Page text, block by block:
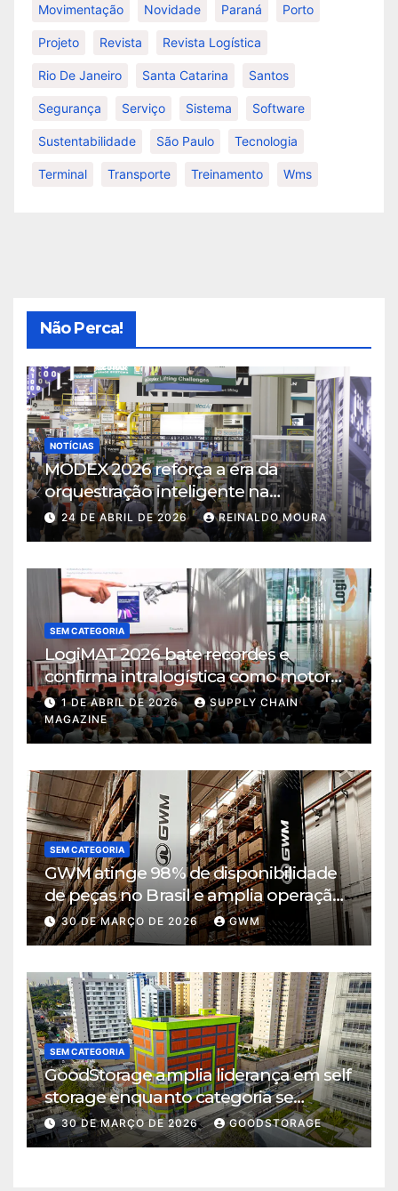
Movimentação Novidade Paraná Porto
Projeto Revista Revista Logística
Rio De Janeiro Santa Catarina Santos
Segurança Serviço Sistema Software
Sustentabilidade São Paulo Tecnologia
Terminal Transporte Treinamento Wms
Não Perca!
NOTÍCIAS
MODEX 2026 reforça a era da
orquestração inteligente na
intralogística
24 DE ABRIL DE 2026 REINALDO MOURA
SEM CATEGORIA
LogiMAT 2026 bate recordes e
confirma intralogística como motor
de decisão em tempos de incerteza
1 DE ABRIL DE 2026
SUPPLY CHAIN
MAGAZINE
SEM CATEGORIA
GWM atinge 98% de disponibilidade
de peças no Brasil e amplia operação
logística em Cajamar
30 DE MARÇO DE 2026 GWM
SEM CATEGORIA
GoodStorage amplia liderança em self
storage enquanto categoria se
consolida em São Paulo
30 DE MARÇO DE 2026 GOODSTORAGE